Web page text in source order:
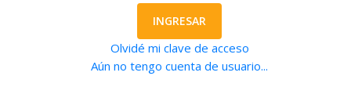
INGRESAR
Olvidé mi clave de acceso
Aún no tengo cuenta de usuario...